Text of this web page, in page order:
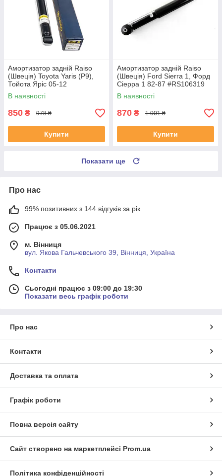
Амортизатор задній Raiso
(Швеція) Toyota Yaris (P9),
Тойота Яріс 05-12
#RS314759 UANWOQS4
В наявності
850 ₴ 978 ₴
Купити
Амортизатор задній Raiso
(Швеція) Ford Sierra 1, Форд
Сіерра 1 82-87 #RS106319
UAHRBGR4
В наявності
870 ₴ 1 001 ₴
Купити
Показати ще
Про нас
99% позитивних з 144 відгуків за рік
Працює з 05.06.2021
м. Вінниця
вул. Якова Гальчевського 39, Вінниця, Україна
Контакти
Сьогодні працює з 09:00 до 19:30
Показати весь графік роботи
Про нас
Контакти
Доставка та оплата
Графік роботи
Повна версія сайту
Сайт створено на маркетплейсі Prom.ua
Політика конфіденційності